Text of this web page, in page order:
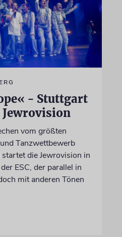
- Stuttgart
vom größten
Tanzwettbewerb
die Jewrovision in
ESC, der parallel in
mit anderen Tönen